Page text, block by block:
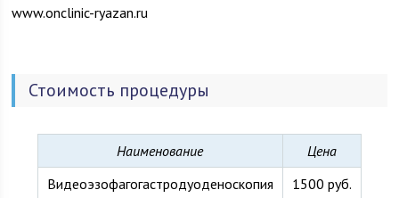
www.onclinic-ryazan.ru
Стоимость процедуры
Наименование
Цена
Видеоэзофагогастродуоденоскопия
1500 руб.